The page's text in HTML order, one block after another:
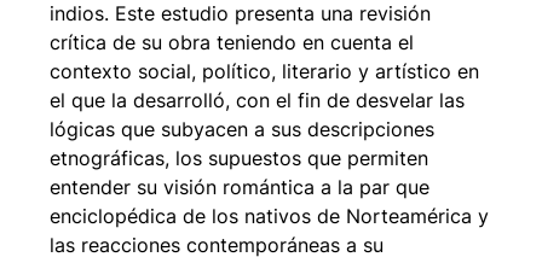
indios. Este estudio presenta una revisión
crítica de su obra teniendo en cuenta el
contexto social, político, literario y artístico en
el que la desarrolló, con el fin de desvelar las
lógicas que subyacen a sus descripciones
etnográficas, los supuestos que permiten
entender su visión romántica a la par que
enciclopédica de los nativos de Norteamérica y
las reacciones contemporáneas a su